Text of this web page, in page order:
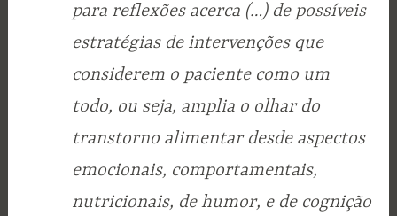
para reflexões acerca (…) de possíveis
estratégias de intervenções que
considerem o paciente como um
todo, ou seja, amplia o olhar do
transtorno alimentar desde aspectos
emocionais, comportamentais,
nutricionais, de humor, e de cognição